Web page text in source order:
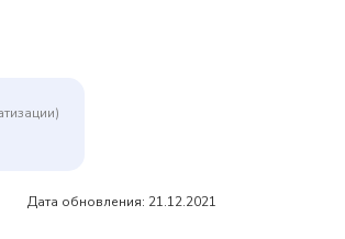
Дата обновления: 21.12.2021